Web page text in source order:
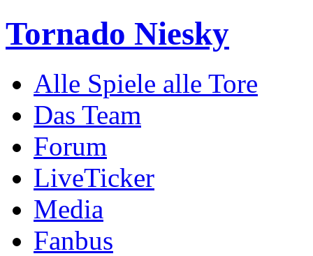
Tornado Niesky
Alle Spiele alle Tore
Das Team
Forum
LiveTicker
Media
Fanbus